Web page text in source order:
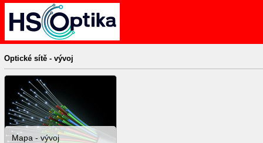
Optické sítě - vývoj
Mapa - vývoj